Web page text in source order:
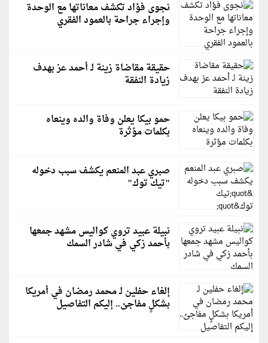
نجوى فؤاد تكشف معاناتها مع الوحدة
وإجراء جراحة بالعمود الفقري
حقيقة مقاضاة زينة لـ أحمد عز بهدف
زيادة النفقة
حمو بيكا يعلن وفاة والده وينعاه
بكلمات مؤثرة
صبري عبد المنعم يكشف سبب دخوله
"تيك توك"
نبيلة عبيد تروي كواليس مشهد جمعها
بأحمد زكي في شادر السمك
إلغاء حفلين لـ محمد رمضان في أمريكا
بشكلٍ مفاجئ.. إليكم التفاصيل